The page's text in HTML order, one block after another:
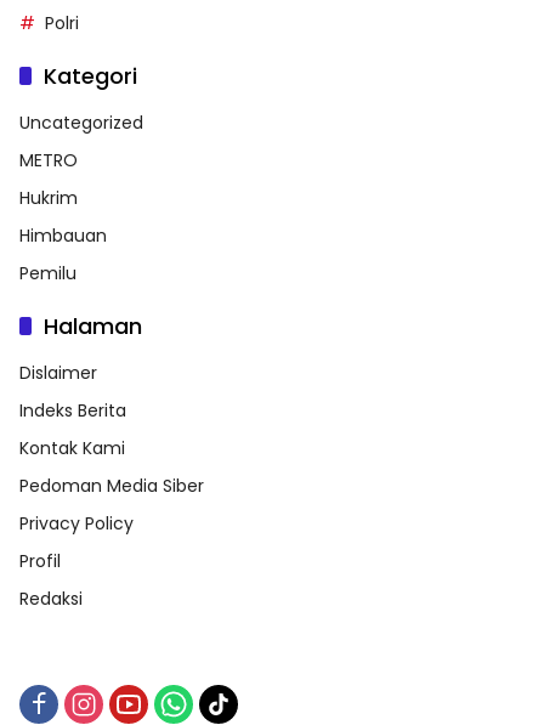
Polri
Kategori
Uncategorized
METRO
Hukrim
Himbauan
Pemilu
Halaman
Dislaimer
Indeks Berita
Kontak Kami
Pedoman Media Siber
Privacy Policy
Profil
Redaksi